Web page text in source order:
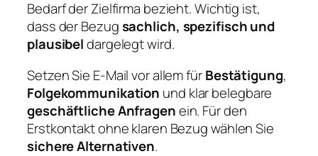
Bedarf der Ziel­firma bezieht. Wichtig ist,
dass der Bezugsachlich, spezifisch und
plausibeldargelegt wird.
Setzen Sie E‑Mail vor allem fürBestätigung,
Folgekommunikation und klar belegbare
geschäftliche Anfragenein. Für den
Erstkontakt ohne klaren Bezug wählen Sie
sichere Alternativen.